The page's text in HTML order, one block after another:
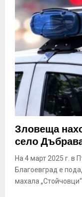
Зловеща
село
На 4 март 2025 г. в
Благоевград е
махала